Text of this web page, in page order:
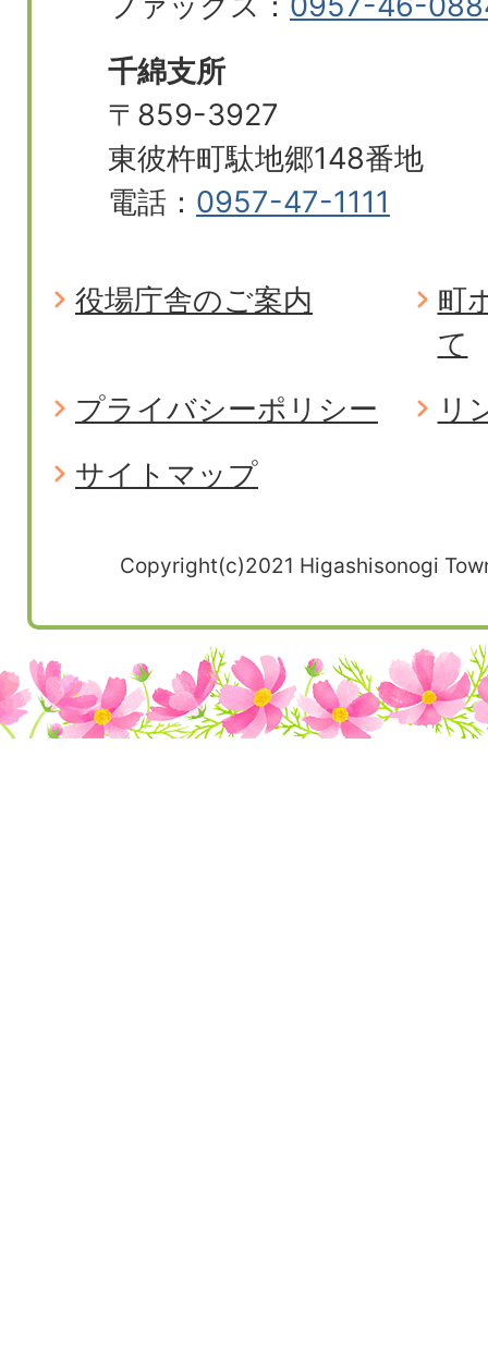
千綿支所
〒859-3927
東彼杵町駄地郷148番地
電話： 0957-47-1111
役場庁舎のご案内
町
て
プライバシーポリシー
リ
サイトマップ
Copyright(c)2021 Higashisonogi